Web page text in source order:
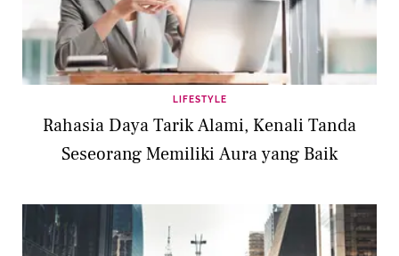
LIFESTYLE
Rahasia Daya Tarik Alami, Kenali Tanda
Seseorang Memiliki Aura yang Baik